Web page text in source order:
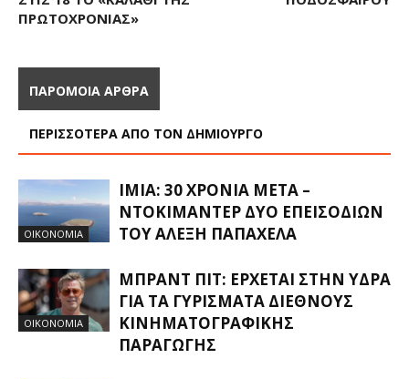
ΠΡΩΤΟΧΡΟΝΙΆΣ»
ΠΑΡΟΜΟΙΑ ΑΡΘΡΑ
ΠΕΡΙΣΣΟΤΕΡΑ ΑΠΟ ΤΟΝ ΔΗΜΙΟΥΡΓΟ
ΟΙΚΟΝΟΜΙΑ
ΙΜΙΑ: 30 ΧΡΌΝΙΑ ΜΕΤΆ –
ΝΤΟΚΙΜΑΝΤΈΡ ΔΎΟ ΕΠΕΙΣΟΔΊΩΝ
ΤΟΥ ΑΛΈΞΗ ΠΑΠΑΧΕΛΆ
ΟΙΚΟΝΟΜΙΑ
ΜΠΡΑΝΤ ΠΙΤ: ΈΡΧΕΤΑΙ ΣΤΗΝ ΎΔΡΑ
ΓΙΑ ΤΑ ΓΥΡΊΣΜΑΤΑ ΔΙΕΘΝΟΎΣ
ΚΙΝΗΜΑΤΟΓΡΑΦΙΚΉΣ
ΠΑΡΑΓΩΓΉΣ